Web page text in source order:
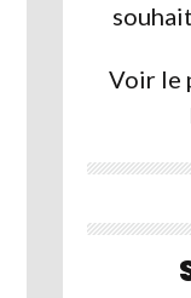
Voir le